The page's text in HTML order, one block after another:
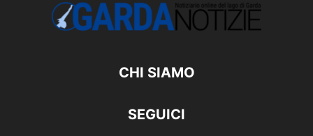
CHI SIAMO
SEGUICI